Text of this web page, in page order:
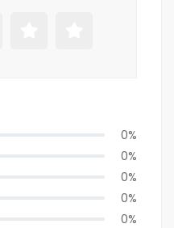
0%
0%
0%
0%
0%